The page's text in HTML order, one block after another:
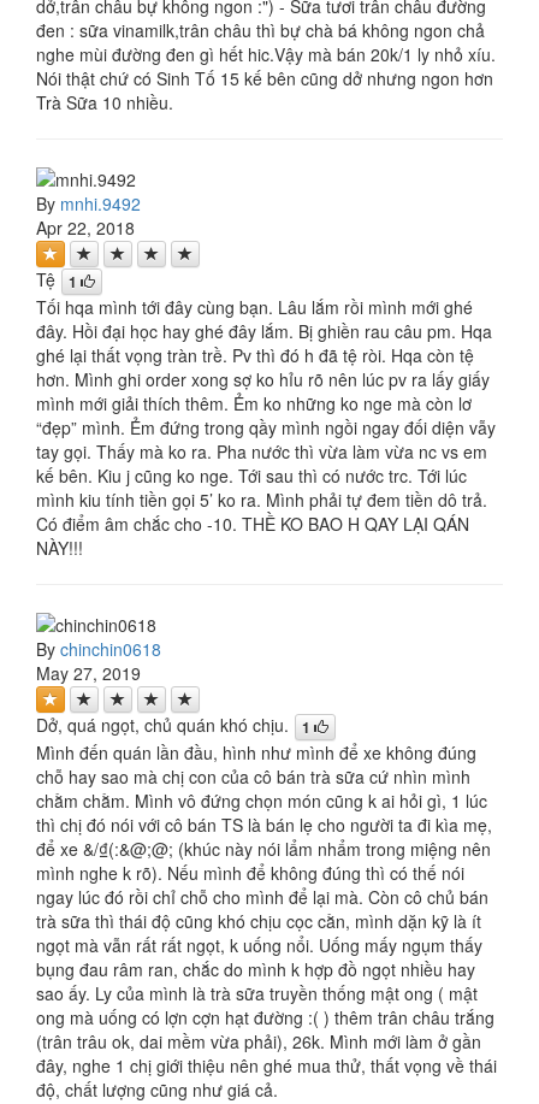
dở,trân châu bự không ngon :") - Sữa tươi trân châu đường
đen : sữa vinamilk,trân châu thì bự chà bá không ngon chả
nghe mùi đường đen gì hết hic.Vậy mà bán 20k/1 ly nhỏ xíu.
Nói thật chứ có Sinh Tố 15 kế bên cũng dở nhưng ngon hơn
Trà Sữa 10 nhiều.
By mnhi.9492
Apr 22, 2018
Tệ 1
Tối hqa mình tới đây cùng bạn. Lâu lắm rồi mình mới ghé
đây. Hồi đại học hay ghé đây lắm. Bị ghiền rau câu pm. Hqa
ghé lại thất vọng tràn trề. Pv thì đó h đã tệ ròi. Hqa còn tệ
hơn. Mình ghi order xong sợ ko hỉu rõ nên lúc pv ra lấy giấy
mình mới giải thích thêm. Ẻm ko những ko nge mà còn lơ
“đẹp” mình. Ẻm đứng trong qầy mình ngồi ngay đối diện vẫy
tay gọi. Thấy mà ko ra. Pha nước thì vừa làm vừa nc vs em
kế bên. Kiu j cũng ko nge. Tới sau thì có nước trc. Tới lúc
mình kiu tính tiền gọi 5’ ko ra. Mình phải tự đem tiền dô trả.
Có điểm âm chắc cho -10. THỀ KO BAO H QAY LẠI QÁN
NÀY!!!
By chinchin0618
May 27, 2019
Dở, quá ngọt, chủ quán khó chịu. 1
Mình đến quán lần đầu, hình như mình để xe không đúng
chỗ hay sao mà chị con của cô bán trà sữa cứ nhìn mình
chằm chằm. Mình vô đứng chọn món cũng k ai hỏi gì, 1 lúc
thì chị đó nói với cô bán TS là bán lẹ cho người ta đi kìa mẹ,
để xe &/₫(:&@;@; (khúc này nói lẩm nhẩm trong miệng nên
mình nghe k rõ). Nếu mình để không đúng thì có thế nói
ngay lúc đó rồi chỉ chỗ cho mình để lại mà. Còn cô chủ bán
trà sữa thì thái độ cũng khó chịu cọc cằn, mình dặn kỹ là ít
ngọt mà vẫn rất rất ngọt, k uống nổi. Uống mấy ngụm thấy
bụng đau râm ran, chắc do mình k hợp đồ ngọt nhiều hay
sao ấy. Ly của mình là trà sữa truyền thống mật ong ( mật
ong mà uống có lợn cợn hạt đường :( ) thêm trân châu trắng
(trân trâu ok, dai mềm vừa phải), 26k. Mình mới làm ở gần
đây, nghe 1 chị giới thiệu nên ghé mua thử, thất vọng về thái
độ, chất lượng cũng như giá cả.